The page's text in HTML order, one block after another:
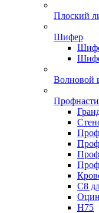
Плоский
Шифер
Волновой
С8
Н75